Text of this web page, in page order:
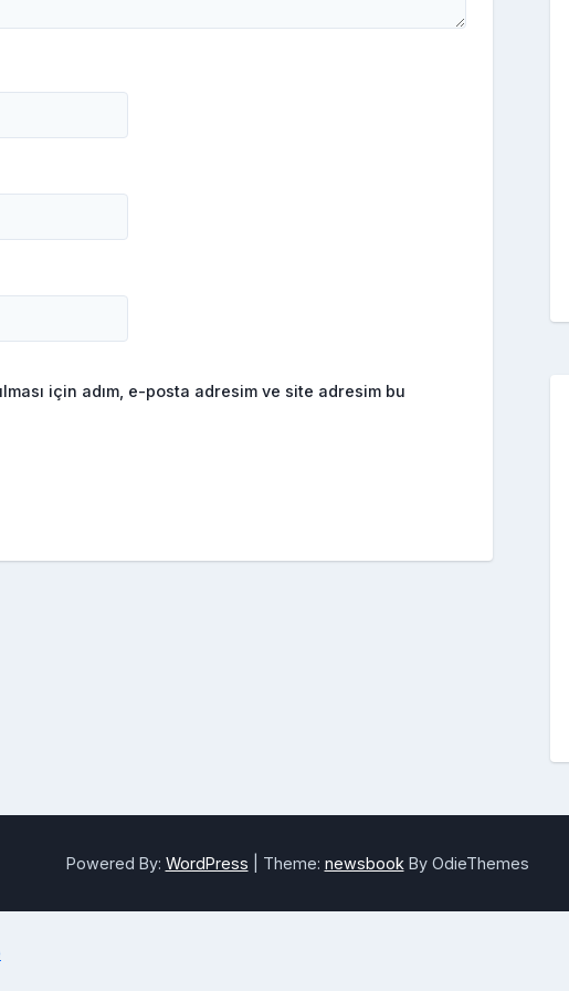
için adım, e-posta adresim ve site adresim bu
Powered By: WordPress Theme: newsbook By OdieThemes